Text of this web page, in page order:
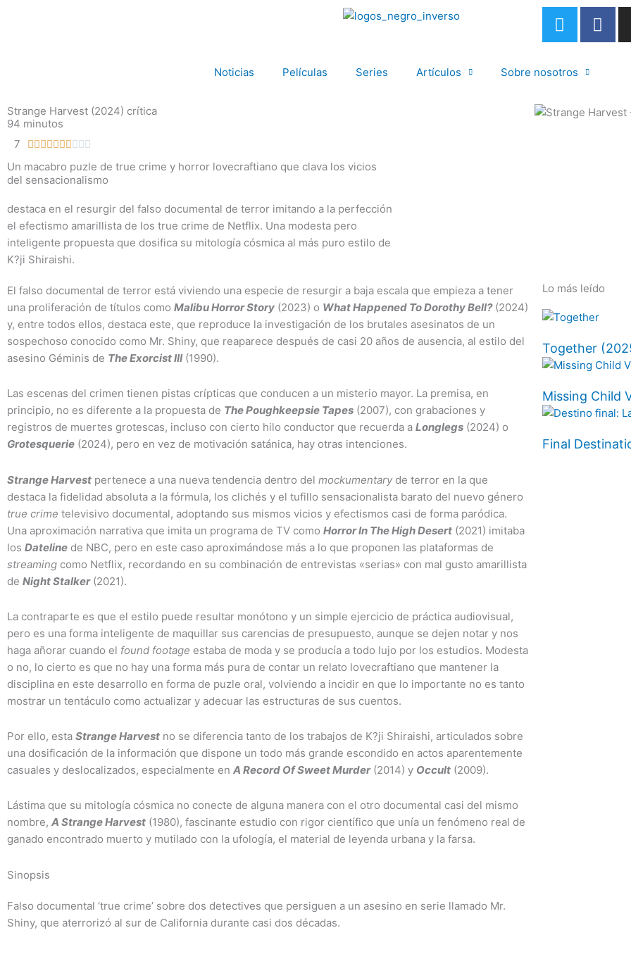
T
w
t
r
F
a
o
Noticias Películas Series Artículos Sobre nosotros
Strange Harvest (2024) crítica
94 minutos
7
         
con
7
10
Un macabro puzle de true crime y horror lovecraftiano que clava los vicios
del sensacionalismo
destaca en el resurgir del falso documental de terror imitando a la perfección
el efectismo amarillista de los true crime de Netflix. Una modesta pero
inteligente propuesta que dosifica su mitología cósmica al más puro estilo de
K?ji Shiraishi.
El falso documental de terror está viviendo una especie de resurgir a baja escala que empieza a tener
una proliferación de títulos como Malibu Horror Story (2023) o What Happened To Dorothy Bell?(2024)
y, entre todos ellos, destaca este, que reproduce la investigación de los brutales asesinatos de un
sospechoso conocido como Mr. Shiny, que reaparece después de casi 20 años de ausencia, al estilo del
asesino Géminis de The Exorcist III(1990).
Las escenas del crimen tienen pistas crípticas que conducen a un misterio mayor. La premisa, en
principio, no es diferente a la propuesta de The Poughkeepsie Tapes (2007), con grabaciones y
registros de muertes grotescas, incluso con cierto hilo conductor que recuerda a Longlegs (2024) o
Grotesquerie (2024), pero en vez de motivación satánica, hay otras intenciones.
Strange Harvest pertenece a una nueva tendencia dentro del mockumentary de terror en la que
destaca la fidelidad absoluta a la fórmula, los clichés y el tufillo sensacionalista barato del nuevo género
true crime televisivo documental, adoptando sus mismos vicios y efectismos casi de forma paródica.
Una aproximación narrativa que imita un programa de TV como Horror In The High Desert (2021) imitaba
los Dateline de NBC, pero en este caso aproximándose más a lo que proponen las plataformas de
streaming como Netflix, recordando en su combinación de entrevistas «serias» con mal gusto amarillista
de Night Stalker(2021).
La contraparte es que el estilo puede resultar monótono y un simple ejercicio de práctica audiovisual,
pero es una forma inteligente de maquillar sus carencias de presupuesto, aunque se dejen notar y nos
haga añorar cuando el found footage estaba de moda y se producía a todo lujo por los estudios. Modesta
o no, lo cierto es que no hay una forma más pura de contar un relato lovecraftiano que mantener la
disciplina en este desarrollo en forma de puzle oral, volviendo a incidir en que lo importante no es tanto
mostrar un tentáculo como actualizar y adecuar las estructuras de sus cuentos.
Por ello, esta Strange Harvest no se diferencia tanto de los trabajos de K?ji Shiraishi, articulados sobre
una dosificación de la información que dispone un todo más grande escondido en actos aparentemente
casuales y deslocalizados, especialmente en A Record Of Sweet Murder(2014) y Occult (2009).
Lástima que su mitología cósmica no conecte de alguna manera con el otro documental casi del mismo
nombre, A Strange Harvest (1980), fascinante estudio con rigor científico que unía un fenómeno real de
ganado encontrado muerto y mutilado con la ufología, el material de leyenda urbana y la farsa.
Sinopsis
Falso documental ‘true crime’ sobre dos detectives que persiguen a un asesino en serie llamado Mr.
Shiny, que aterrorizó al sur de California durante casi dos décadas.
Lo más leído
Together
Missing Child
Final